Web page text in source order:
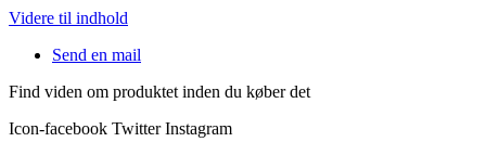
Videre til indhold
Send en mail
Find viden om produktet inden du køber det
Icon-facebook Twitter Instagram